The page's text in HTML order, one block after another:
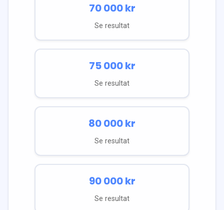
70 000kr
Se resultat
75 000kr
Se resultat
80 000kr
Se resultat
90 000kr
Se resultat